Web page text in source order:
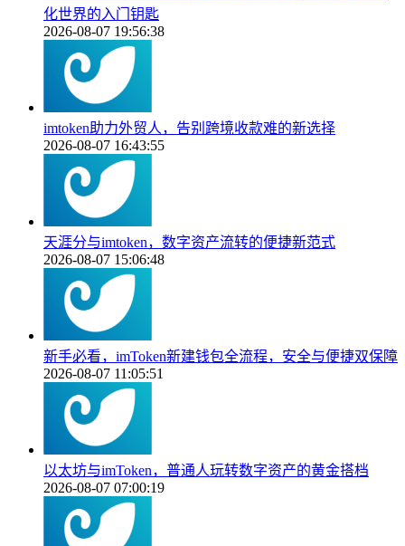
化世界的入门钥匙
2026-08-07 19:56:38
imtoken助力外贸人，告别跨境收款难的新选择
2026-08-07 16:43:55
天涯分与imtoken，数字资产流转的便捷新范式
2026-08-07 15:06:48
新手必看，imToken新建钱包全流程，安全与便捷双保障
2026-08-07 11:05:51
以太坊与imToken，普通人玩转数字资产的黄金搭档
2026-08-07 07:00:19